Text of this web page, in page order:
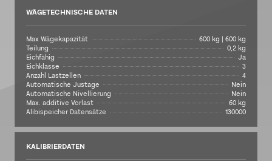
WÄGETECHNISCHE DATEN
Max Wägekapazität
600 kg | 600 kg
Teilung
0,2 kg
Eichfähig
Ja
Eichklasse
3
Anzahl Lastzellen
4
Automatische Justage
Nein
Automatische Nivellierung
Nein
Max. additive Vorlast
60 kg
Alibispeicher Datensätze
130000
KALIBRIERDATEN